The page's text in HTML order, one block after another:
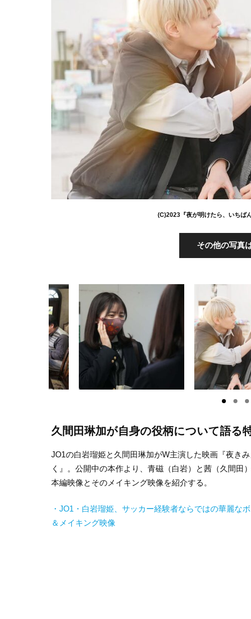
(C)2023『夜が明けたら、いちば
その他の写真
久間田琳加が自身の役柄について語る
JO1の白岩瑠姫と久間田琳加がW主演した映画『夜き
く』。公開中の本作より、青磁（白岩）と茜（久間田
本編映像とそのメイキング映像を紹介する。
・JO1・白岩瑠姫、サッカー経験者ならではの華麗な
＆メイキング映像